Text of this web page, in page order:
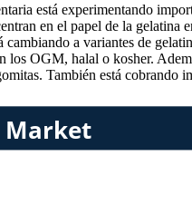
está experimentando
en el papel de la gelatina
cambiando a variantes de
los OGM, halal o kosher.
También está cobrando